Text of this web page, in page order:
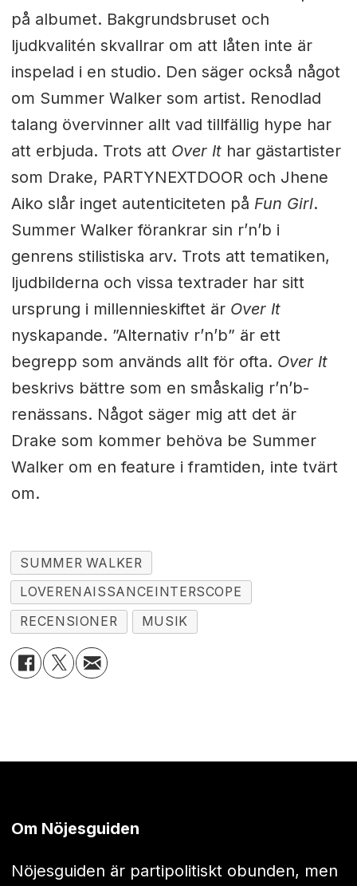
på albumet. Bakgrundsbruset och
ljudkvalitén skvallrar om att låten inte är
inspelad i en studio. Den säger också något
om Summer Walker som artist. Renodlad
talang övervinner allt vad tillfällig hype har
att erbjuda. Trots att Over It har gästartister
som Drake, PARTYNEXTDOOR och Jhene
Aiko slår inget autenticiteten på Fun Girl.
Summer Walker förankrar sin r’n’b i
genrens stilistiska arv. Trots att tematiken,
ljudbilderna och vissa textrader har sitt
ursprung i millennieskiftet är Over It
nyskapande. ”Alternativ r’n’b” är ett
begrepp som används allt för ofta. Over It
beskrivs bättre som en småskalig r’n’b-
renässans. Något säger mig att det är
Drake som kommer behöva be Summer
Walker om en feature i framtiden, inte tvärt
om.
SUMMER WALKER
LOVERENAISSANCEINTERSCOPE
RECENSIONER
MUSIK
Om Nöjesguiden
Nöjesguiden är partipolitiskt obunden, men